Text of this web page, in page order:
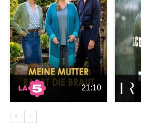
21:10